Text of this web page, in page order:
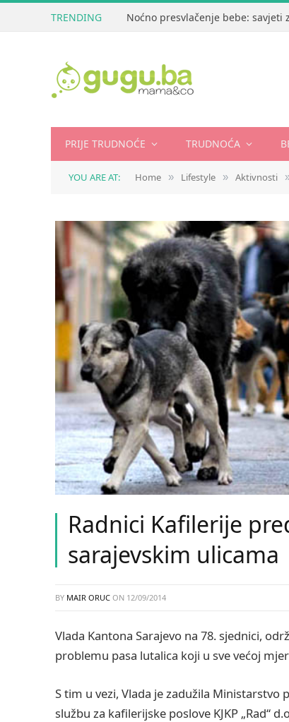
TRENDING Noćno presvlačenje bebe:
PRIJE TRUDNOĆE TRUDNOĆA
YOU ARE AT: Home » Lifestyle » Aktivnosti
Radnici Kafilerije
sarajevskim ulicama
BY MAIR ORUC ON 12/09/2014
Vlada Kantona Sarajevo na 78. sjednici,
problemu pasa lutalica koji u sve većoj
S tim u vezi, Vlada je zadužila
službu za kafilerijske poslove KJKP „Rad“